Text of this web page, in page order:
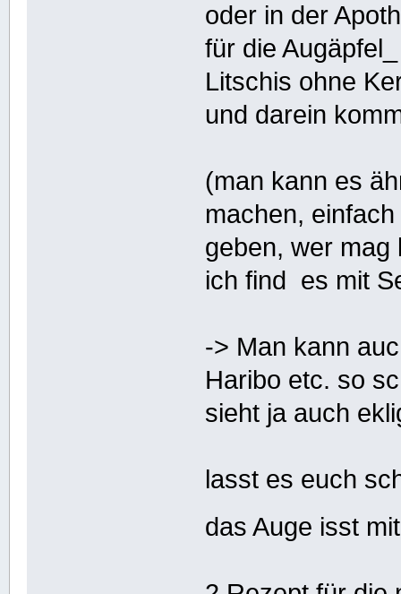
oder in der
für die Augäpfel_
Litschis ohne
und darein
(man kann es
machen,
geben, wer mag
ich find es mit
-> Man kann
Haribo etc. so
sieht ja auch
lasst es euch
das Auge isst